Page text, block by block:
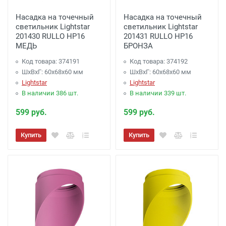
Компании- (для Регионов)Подробнее
Насадка на точечный
светильник Lightstar
201430 RULLO HP16
МЕДЬ
Код товара: 374191
ШхВхГ: 60x68x60 мм
Lightstar
В наличии 386 шт.
599 руб.
Купить
Насадка на точечный
светильник Lightstar
201431 RULLO HP16
БРОНЗА
Код товара: 374192
ШхВхГ: 60x68x60 мм
Lightstar
В наличии 339 шт.
599 руб.
Купить